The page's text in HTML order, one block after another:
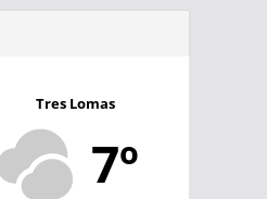
Tres Lomas
7º